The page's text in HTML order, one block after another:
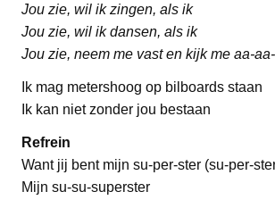
Jou zie, wil ik zingen, als ik
Jou zie, wil ik dansen, als ik
Jou zie, neem me vast en kijk me aa-
Ik mag metershoog op bilboards staan
Ik kan niet zonder jou bestaan
Refrein
Want jij bent mijn su-per-ster (su-per-
Mijn su-su-superster